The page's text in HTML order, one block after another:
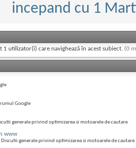
incepand cu 1
1 utilizator(i) care navighează în acest subiect. (0
Google
generale privind optimizarea si motoarele de cautare
www
generale privind optimizarea si motoarele de cautare